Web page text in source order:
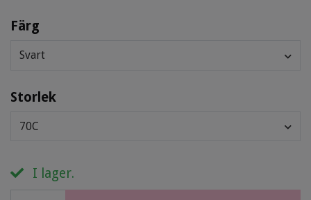
Färg
Svart
Storlek
70C
I lager.